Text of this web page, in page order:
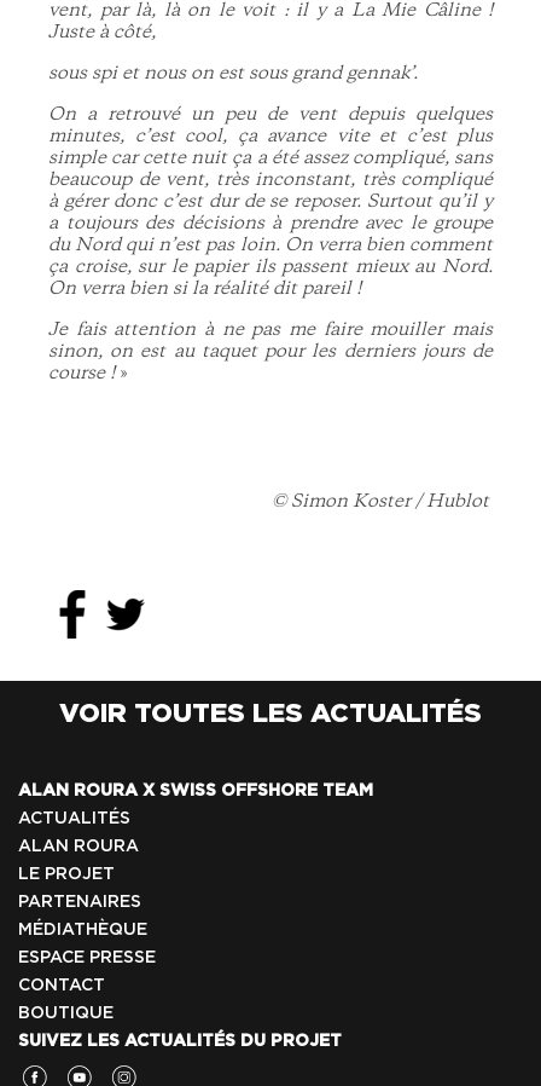
vent, par là, là on le voit : il y a La Mie Câline !
Juste à côté,
sous spi et nous on est sous grand gennak’.
On a retrouvé un peu de vent depuis quelques
minutes, c’est cool, ça avance vite et c’est plus
simple car cette nuit ça a été assez compliqué, sans
beaucoup de vent, très inconstant, très compliqué
à gérer donc c’est dur de se reposer. Surtout qu’il y
a toujours des décisions à prendre avec le groupe
du Nord qui n’est pas loin. On verra bien comment
ça croise, sur le papier ils passent mieux au Nord.
On verra bien si la réalité dit pareil !
Je fais attention à ne pas me faire mouiller mais
sinon, on est au taquet pour les derniers jours de
course !»
© Simon Koster / Hublot
VOIR TOUTES LES ACTUALITÉS
ALAN ROURA X SWISS OFFSHORE TEAM
ACTUALITÉS
ALAN ROURA
LE PROJET
PARTENAIRES
MÉDIATHÈQUE
ESPACE PRESSE
CONTACT
BOUTIQUE
SUIVEZ LES ACTUALITÉS DU PROJET